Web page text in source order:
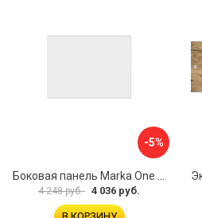
-5%
Боковая панель Marka One Flat 80 MG L 02бфл80мгл
4 248 руб. 4 036 руб.